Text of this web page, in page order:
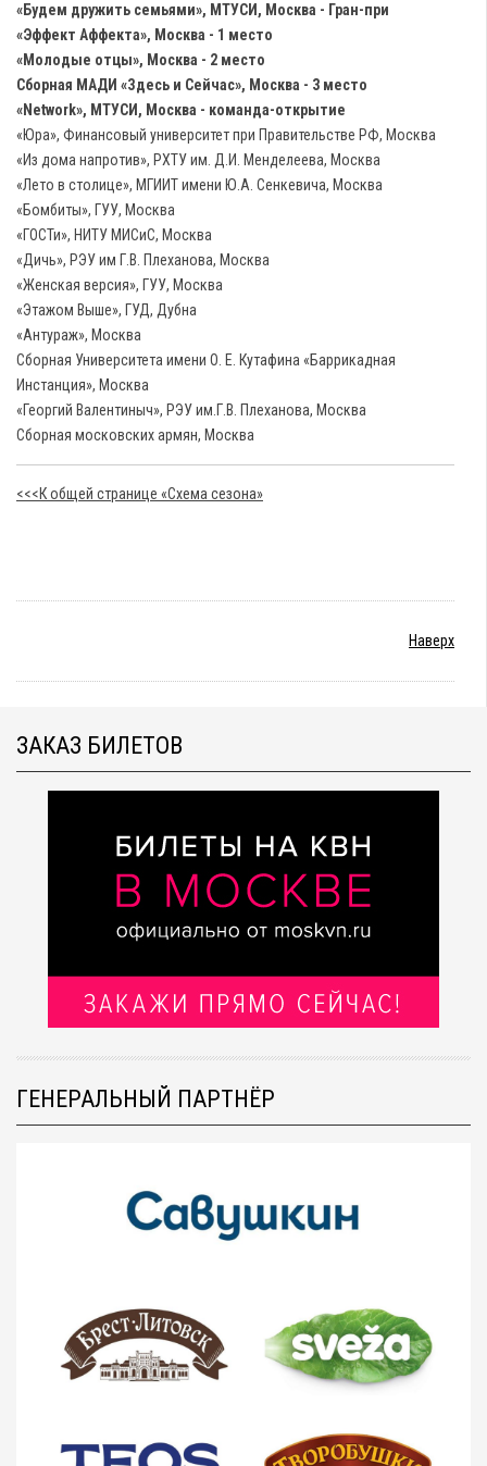
«Будем дружить семьями», МТУСИ, Москва - Гран-при
«Эффект Аффекта», Москва - 1 место
«Молодые отцы», Москва - 2 место
Сборная МАДИ «Здесь и Сейчас», Москва - 3 место
«Network», МТУСИ, Москва - команда-открытие
«Юра», Финансовый университет при Правительстве РФ, Москва
«Из дома напротив», РХТУ им. Д.И. Менделеева, Москва
«Лето в столице», МГИИТ имени Ю.А. Сенкевича, Москва
«Бомбиты», ГУУ, Москва
«ГОСТи», НИТУ МИСиС, Москва
«Дичь», РЭУ им Г.В. Плеханова, Москва
«Женская версия», ГУУ, Москва
«Этажом Выше», ГУД, Дубна
«Антураж», Москва
Сборная Университета имени О. Е. Кутафина «Баррикадная
Инстанция», Москва
«Георгий Валентиныч», РЭУ им.Г.В. Плеханова, Москва
Сборная московских армян, Москва
<<<К общей странице «Схема сезона»
Наверх
ЗАКАЗ БИЛЕТОВ
ГЕНЕРАЛЬНЫЙ ПАРТНЁР